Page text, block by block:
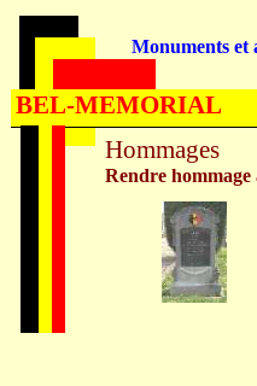
Hommages
Rendre hommage
Monuments et
BEL-MEMORIAL